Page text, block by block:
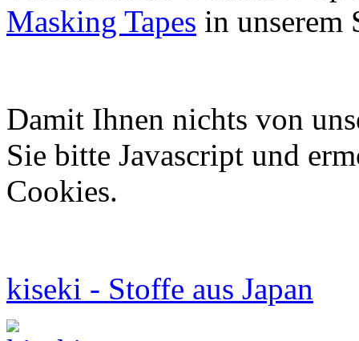
Masking Tapes in unserem
Damit Ihnen nichts von
Sie bitte Javascript und
Cookies.
kiseki - Stoffe aus Japan